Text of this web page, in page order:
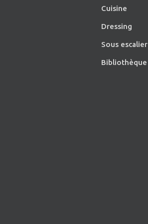
Cuisine
Dressing
Sous escalier
Bibliothèque